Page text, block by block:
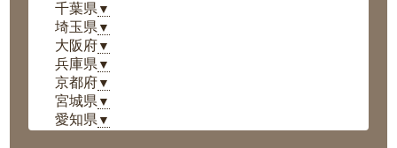
千葉県 ▼
埼玉県 ▼
大阪府▼
兵庫県 ▼
京都府▼
宮城県 ▼
愛知県 ▼